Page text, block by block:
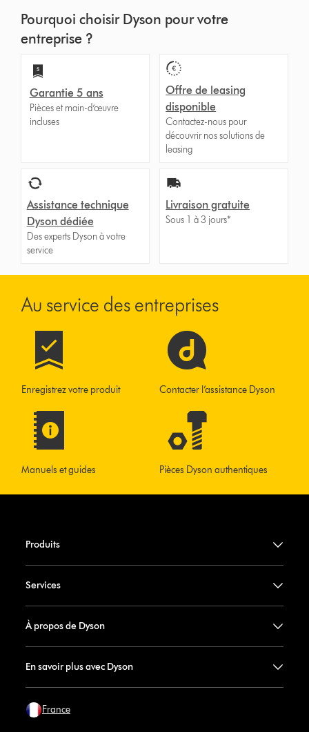
Pourquoi choisir Dyson pour votre
entreprise ?
Garantie 5 ans
Pièces et main-d’œuvre
incluses
Offre de leasing
disponible
Contactez-nous pour
découvrir nos solutions de
leasing
Assistance technique
Dyson dédiée
Des experts Dyson à votre
service
Livraison gratuite
Sous 1 à 3 jours*
Au service des entreprises
Enregistrez votre produit Contacter l’assistance Dyson
Manuels et guides Pièces Dyson authentiques
Produits
Services
À propos de Dyson
En savoir plus avec Dyson
France